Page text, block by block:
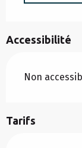
Accessibilité
Non
Tarifs